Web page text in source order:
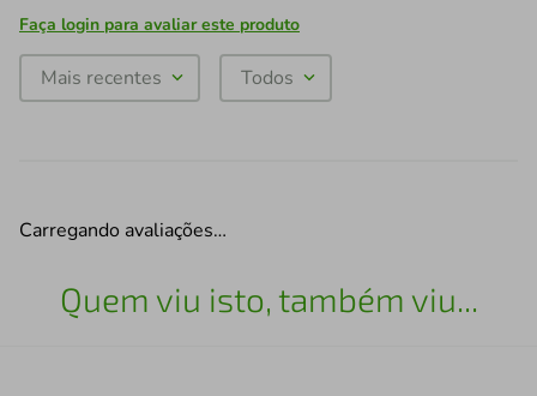
Faça login para avaliar este produto
Mais recentes Todos
Carregando avaliações…
Quem viu isto, também viu...